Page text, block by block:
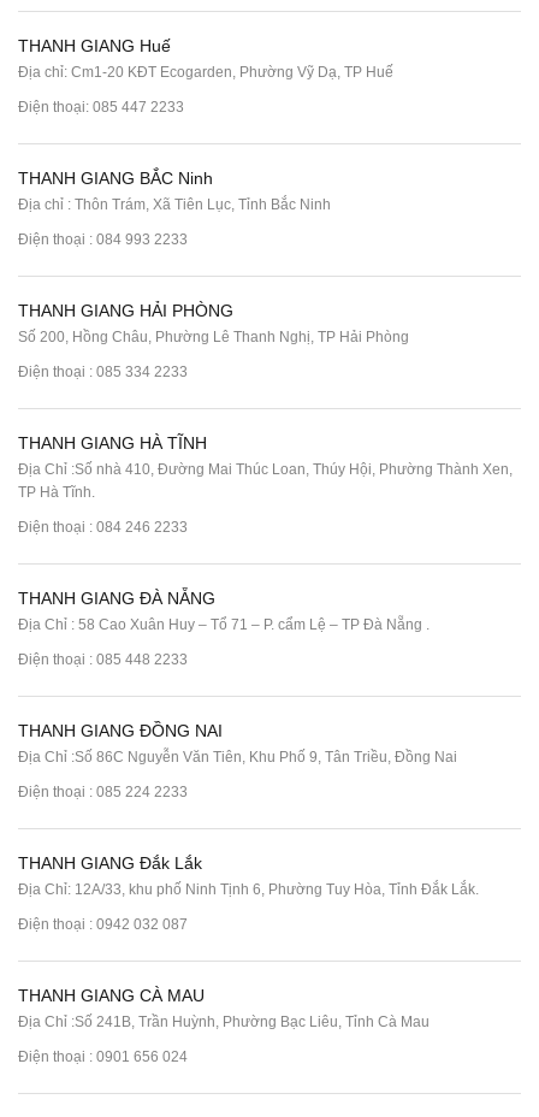
THANH GIANG Huế
Địa chỉ: Cm1-20 KĐT Ecogarden, Phường Vỹ Dạ, TP Huế
Điện thoại: 085 447 2233
THANH GIANG BẮC Ninh
Địa chỉ : Thôn Trám, Xã Tiên Lục, Tỉnh Bắc Ninh
Điện thoại : 084 993 2233
THANH GIANG HẢI PHÒNG
Số 200, Hồng Châu, Phường Lê Thanh Nghị, TP Hải Phòng
Điện thoại : 085 334 2233
THANH GIANG HÀ TĨNH
Địa Chỉ :Số nhà 410, Đường Mai Thúc Loan, Thúy Hội, Phường Thành Xen,
TP Hà Tĩnh.
Điện thoại : 084 246 2233
THANH GIANG ĐÀ NẴNG
Địa Chỉ : 58 Cao Xuân Huy – Tổ 71 – P. cẩm Lệ – TP Đà Nẵng .
Điện thoại : 085 448 2233
THANH GIANG ĐỒNG NAI
Địa Chỉ :Số 86C Nguyễn Văn Tiên, Khu Phố 9, Tân Triều, Đồng Nai
Điện thoại : 085 224 2233
THANH GIANG Đắk Lắk
Địa Chỉ: 12A/33, khu phố Ninh Tịnh 6, Phường Tuy Hòa, Tỉnh Đắk Lắk.
Điện thoại : 0942 032 087
THANH GIANG CÀ MAU
Địa Chỉ :Số 241B, Trần Huỳnh, Phường Bạc Liêu, Tỉnh Cà Mau
Điện thoại : 0901 656 024